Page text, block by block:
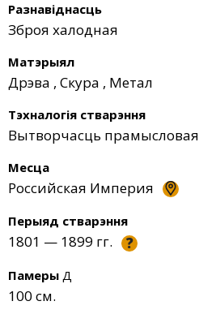
Разнавіднасць
Зброя халодная
Матэрыял
Дрэва , Скура , Метал
Тэхналогія стварэння
Вытворчасць прамысловая
Месца
Российская Империя
Перыяд стварэння
1801 — 1899 гг. ?
Памеры Д
100 см.